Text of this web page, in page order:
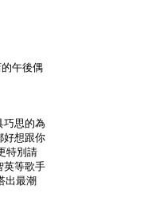
午後偶
巧思的為
好想跟你
特別請
英等歌手
出最潮